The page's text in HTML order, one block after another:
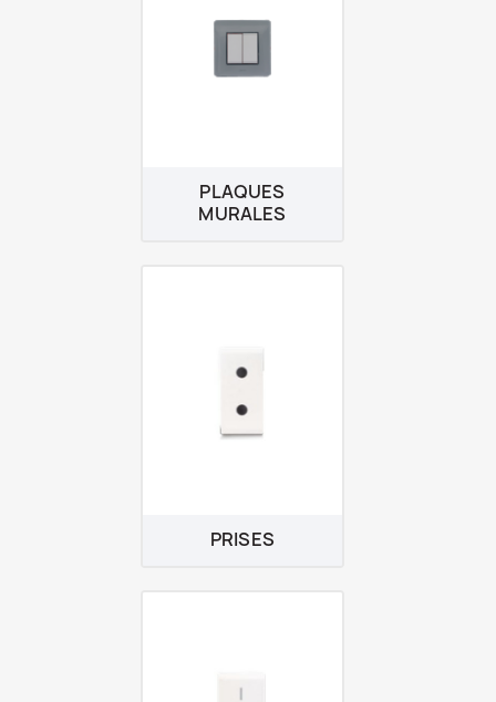
PLAQUES
MURALES
PRISES